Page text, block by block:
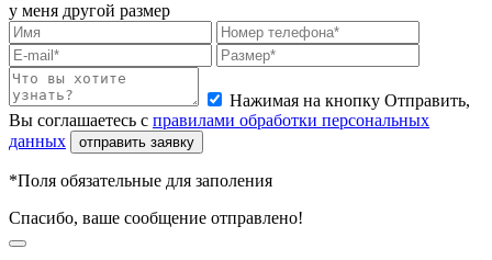
у меня другой размер
Нажимая на кнопку Отправить,
Вы соглашаетесь с правилами обработки персональных
данных
отправить заявку
*Поля обязательные для заполения
Спасибо, ваше сообщение отправлено!